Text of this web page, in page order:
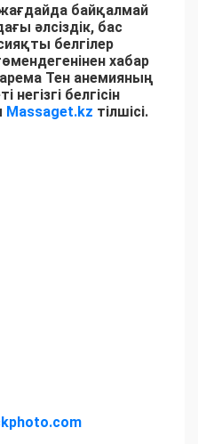
байқалмай
әлсіздік, бас
белгілер
хабар
Тен анемияның
белгісін
Massaget.kz тілшісі.